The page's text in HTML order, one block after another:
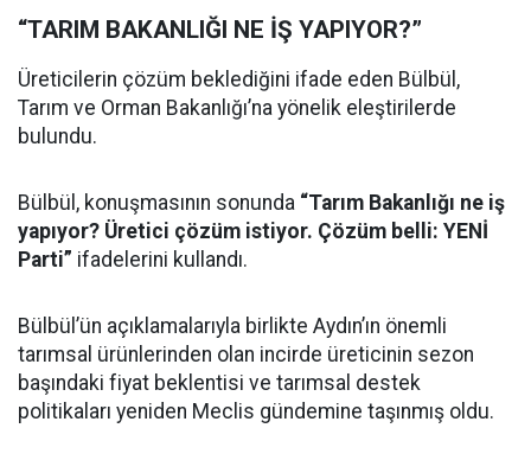
“TARIM BAKANLIĞI NE İŞ YAPIYOR?”
Üreticilerin çözüm beklediğini ifade eden Bülbül,
Tarım ve Orman Bakanlığı’na yönelik eleştirilerde
bulundu.
Bülbül, konuşmasının sonunda “Tarım Bakanlığı ne iş
yapıyor? Üretici çözüm istiyor. Çözüm belli: YENİ
Parti” ifadelerini kullandı.
Bülbül’ün açıklamalarıyla birlikte Aydın’ın önemli
tarımsal ürünlerinden olan incirde üreticinin sezon
başındaki fiyat beklentisi ve tarımsal destek
politikaları yeniden Meclis gündemine taşınmış oldu.